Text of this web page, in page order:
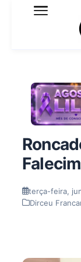
Termo
Sobre o
terça-feira,
Dirceu